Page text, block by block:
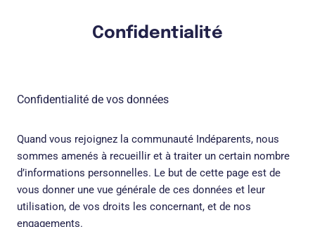
Confidentialité
Confidentialité de vos données
Quand vous rejoignez la communauté Indéparents, nous
sommes amenés à recueillir et à traiter un certain nombre
d’informations personnelles. Le but de cette page est de
vous donner une vue générale de ces données et leur
utilisation, de vos droits les concernant, et de nos
engagements.